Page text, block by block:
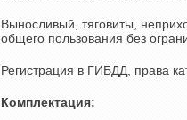
Выносливый, тяговиты,
общего пользования без
Регистрация в ГИБДД, права
Комплектация: